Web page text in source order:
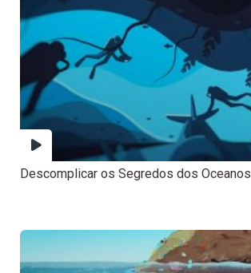
Descomplicar os Segredos dos Oceanos